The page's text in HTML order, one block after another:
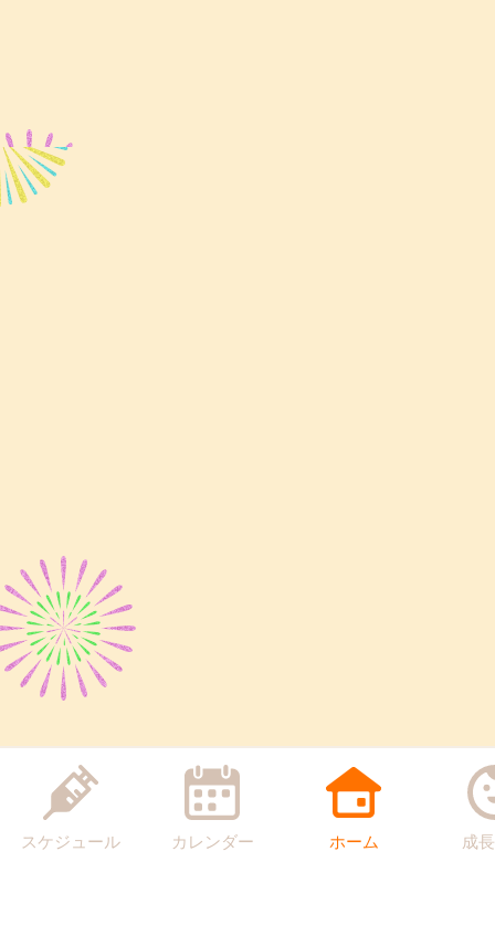
スケジュール カレンダー ホーム 成